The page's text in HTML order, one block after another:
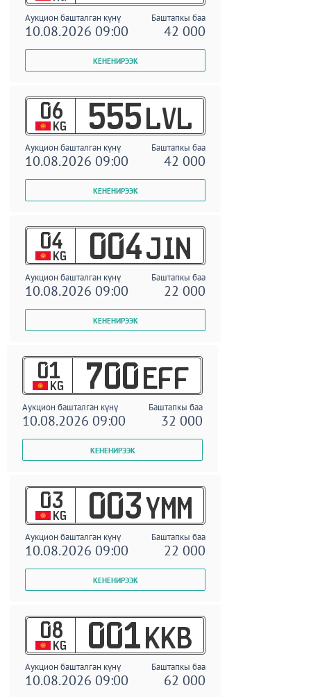
Аукцион башталган күнү Баштапкы баа
10.08.2026 09:00 42 000
06
KG 555 LVL
Аукцион башталган күнү Баштапкы баа
10.08.2026 09:00 42 000
04
KG 004 JIN
Аукцион башталган күнү Баштапкы баа
10.08.2026 09:00 22 000
01
KG 700 EFF
Аукцион башталган күнү Баштапкы баа
10.08.2026 09:00 32 000
03
KG 003 YMM
Аукцион башталган күнү Баштапкы баа
10.08.2026 09:00 22 000
08
KG 001 KKB
Аукцион башталган күнү Баштапкы баа
10.08.2026 09:00 62 000